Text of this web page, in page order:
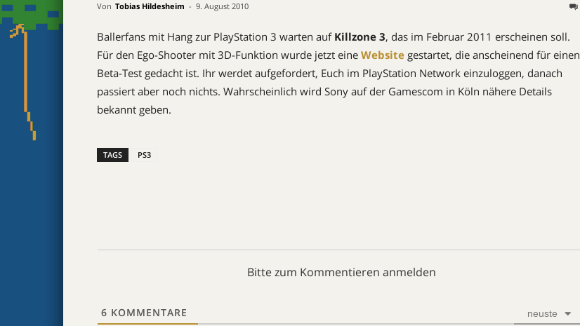
Von Tobias Hildesheim - 9. August 2010
Ballerfans mit Hang zur PlayStation 3 warten auf Killzone 3, das im Februar 2011 erscheinen soll.
Für den Ego-Shooter mit 3D-Funktion wurde jetzt eine Website gestartet, die anscheinend für einen
Beta-Test gedacht ist. Ihr werdet aufgefordert, Euch im PlayStation Network einzuloggen, danach
passiert aber noch nichts. Wahrscheinlich wird Sony auf der Gamescom in Köln nähere Details
bekannt geben.
TAGS PS3
Bitte zum Kommentieren anmelden
6 KOMMENTARE neuste